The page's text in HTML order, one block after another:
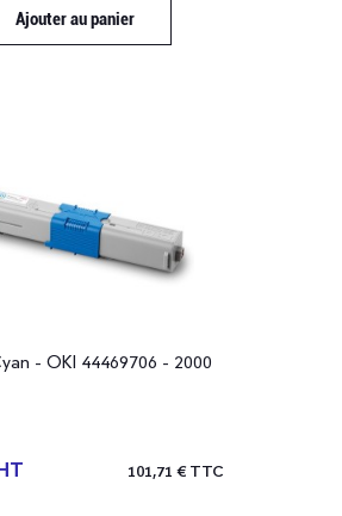
Ajouter au panier
- OKI 44469706 - 2000
101,71 € TTC